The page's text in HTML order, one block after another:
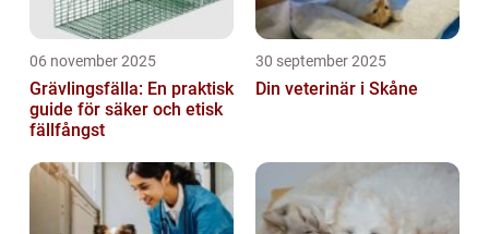
06 november 2025
Grävlingsfälla: En praktisk
guide för säker och etisk
fällfångst
30 september 2025
Din veterinär i Skåne